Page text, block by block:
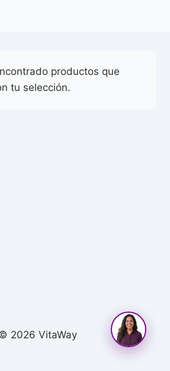
productos que
tu selección.
2026 VitaWay